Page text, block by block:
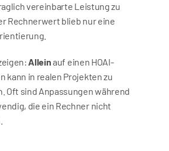
vereinbarte Leistung zu
Rechnerwert blieb nur eine
Allein auf einen HOAI-
kann in realen Projekten zu
Oft sind Anpassungen während
die ein Rechner nicht